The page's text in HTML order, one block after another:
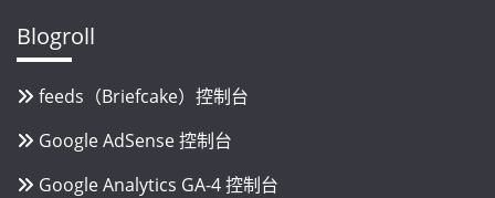
Blogroll
feeds（Briefcake）控制台
Google AdSense 控制台
Google Analytics GA-4 控制台